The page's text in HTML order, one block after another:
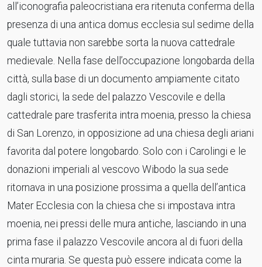
all’iconografia paleocristiana era ritenuta conferma della
presenza di una antica domus ecclesia sul sedime della
quale tuttavia non sarebbe sorta la nuova cattedrale
medievale. Nella fase dell’occupazione longobarda della
città, sulla base di un documento ampiamente citato
dagli storici, la sede del palazzo Vescovile e della
cattedrale pare trasferita intra moenia, presso la chiesa
di San Lorenzo, in opposizione ad una chiesa degli ariani
favorita dal potere longobardo. Solo con i Carolingi e le
donazioni imperiali al vescovo Wibodo la sua sede
ritornava in una posizione prossima a quella dell’antica
Mater Ecclesia con la chiesa che si impostava intra
moenia, nei pressi delle mura antiche, lasciando in una
prima fase il palazzo Vescovile ancora al di fuori della
cinta muraria. Se questa può essere indicata come la